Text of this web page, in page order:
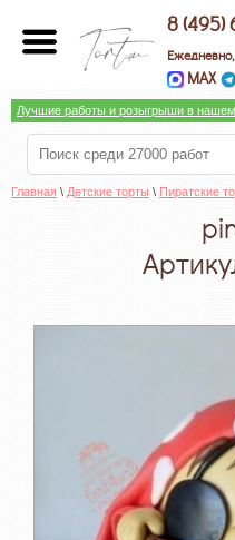
8 (495)
MAX
Лучшие работы и розыгрыши в
Главная \ Детские торты \ Пиратские